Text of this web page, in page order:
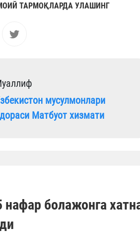
ТАРМОҚЛАРДА УЛАШИНГ
мусулмонлари
Матбуот хизмати
нафар болажонга